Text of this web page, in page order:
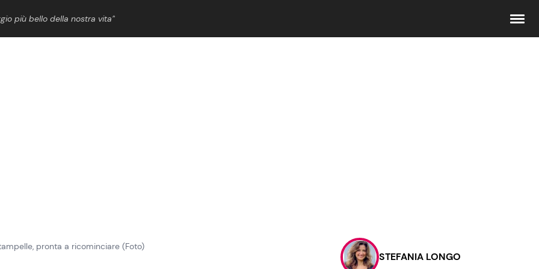
più bello della nostra vita”
Contattaci
Pubblicità
pronta a ricominciare (Foto)
STEFANIA LONGO